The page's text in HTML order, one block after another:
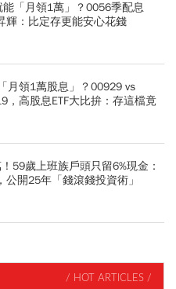
「月領1萬」？0056季配息
輝：比定存更能安心花錢
月領1萬股息」？00929 vs
，高股息ETF大比拚：存這檔竟
59歲上班族戶頭只留6%現金：
開25年「錢滾錢投資術」
/ HOT ARTICLES /